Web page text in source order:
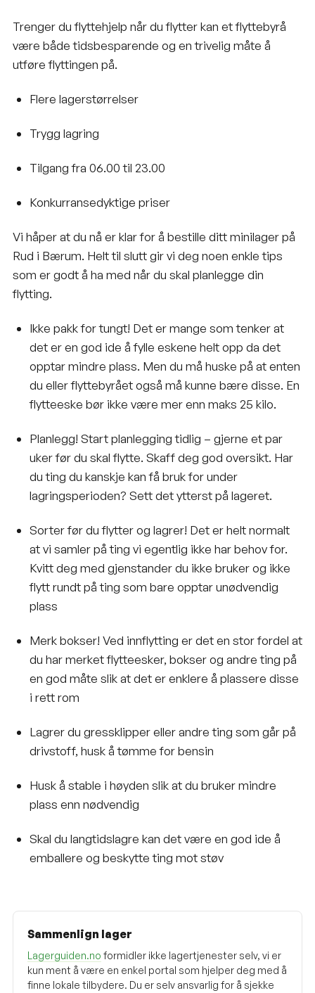
Trenger du flyttehjelp når du flytter kan et flyttebyrå
være både tidsbesparende og en trivelig måte å
utføre flyttingen på.
Flere lagerstørrelser
Trygg lagring
Tilgang fra 06.00 til 23.00
Konkurransedyktige priser
Vi håper at du nå er klar for å bestille ditt minilager på
Rud i Bærum. Helt til slutt gir vi deg noen enkle tips
som er godt å ha med når du skal planlegge din
flytting.
Ikke pakk for tungt! Det er mange som tenker at
det er en god ide å fylle eskene helt opp da det
opptar mindre plass. Men du må huske på at enten
du eller flyttebyrået også må kunne bære disse. En
flytteeske bør ikke være mer enn maks 25 kilo.
Planlegg! Start planlegging tidlig – gjerne et par
uker før du skal flytte. Skaff deg god oversikt. Har
du ting du kanskje kan få bruk for under
lagringsperioden? Sett det ytterst på lageret.
Sorter før du flytter og lagrer! Det er helt normalt
at vi samler på ting vi egentlig ikke har behov for.
Kvitt deg med gjenstander du ikke bruker og ikke
flytt rundt på ting som bare opptar unødvendig
plass
Merk bokser! Ved innflytting er det en stor fordel at
du har merket flytteesker, bokser og andre ting på
en god måte slik at det er enklere å plassere disse
i rett rom
Lagrer du gressklipper eller andre ting som går på
drivstoff, husk å tømme for bensin
Husk å stable i høyden slik at du bruker mindre
plass enn nødvendig
Skal du langtidslagre kan det være en god ide å
emballere og beskytte ting mot støv
Sammenlign lager
Lagerguiden.no formidler ikke lagertjenester selv, vi er
kun ment å være en enkel portal som hjelper deg med å
finne lokale tilbydere. Du er selv ansvarlig for å sjekke